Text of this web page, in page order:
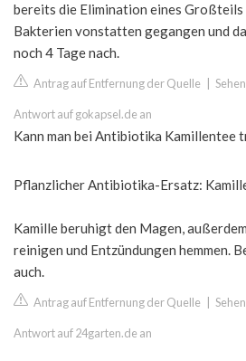
bereits die Elimination eines Großteils
Bakterien vonstatten gegangen und
noch 4 Tage nach.
Antrag auf Entfernung der Quelle
Antwort auf gokapsel.de an
Kann man bei Antibiotika Kamillentee
Pflanzlicher Antibiotika-Ersatz:
Kamille beruhigt den Magen,
reinigen und Entzündungen hemmen.
auch.
Antrag auf Entfernung der Quelle
Antwort auf 24garten.de an